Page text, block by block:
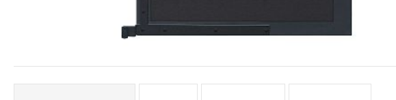
Anfang